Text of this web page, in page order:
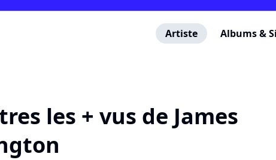
Artiste Albums &
les + vus de James